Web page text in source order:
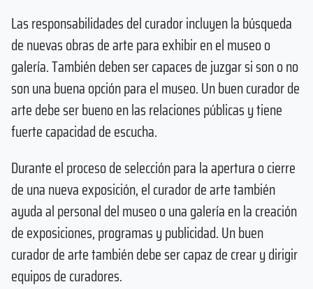
Las responsabilidades del curador incluyen la búsqueda
de nuevas obras de arte para exhibir en el museo o
galería. También deben ser capaces de juzgar si son o no
son una buena opción para el museo. Un buen curador de
arte debe ser bueno en las relaciones públicas y tiene
fuerte capacidad de escucha.
Durante el proceso de selección para la apertura o cierre
de una nueva exposición, el curador de arte también
ayuda al personal del museo o una galería en la creación
de exposiciones, programas y publicidad. Un buen
curador de arte también debe ser capaz de crear y dirigir
equipos de curadores.